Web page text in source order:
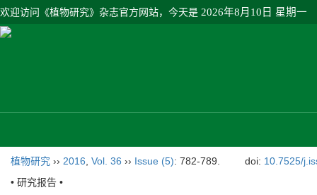
欢迎访问《植物研究》杂志官方网站，今天是 2026年8月10日 星期一
植物研究 ›› 2016 Vol. 36 ›› Issue (5): 782-789. doi: 10.7525/
• 研究报告 •